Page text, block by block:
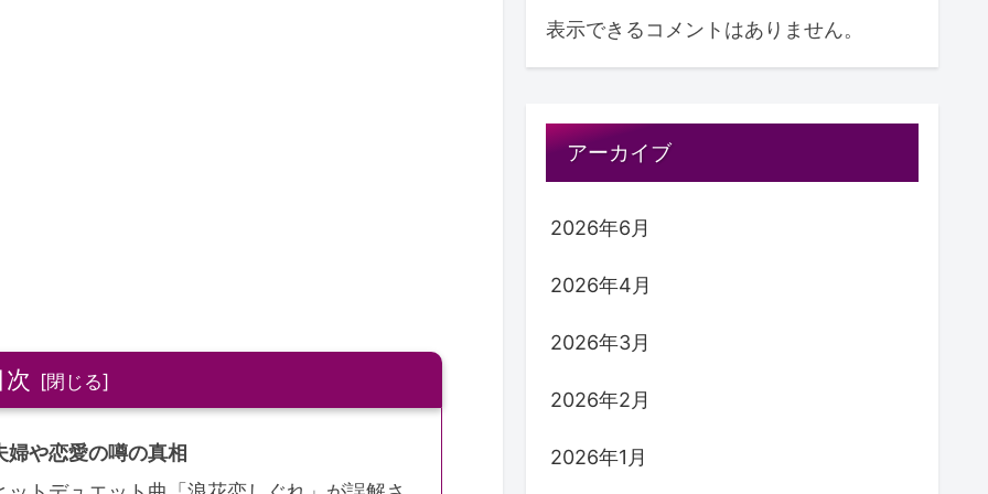
次
婦や恋愛の噂の真相
表示できるコメントはありません。
アーカイブ
2026年6月
2026年4月
2026年3月
2026年2月
2026年1月